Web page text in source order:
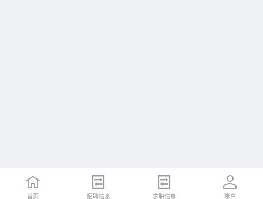
首页 招聘信息 求职信息 账户